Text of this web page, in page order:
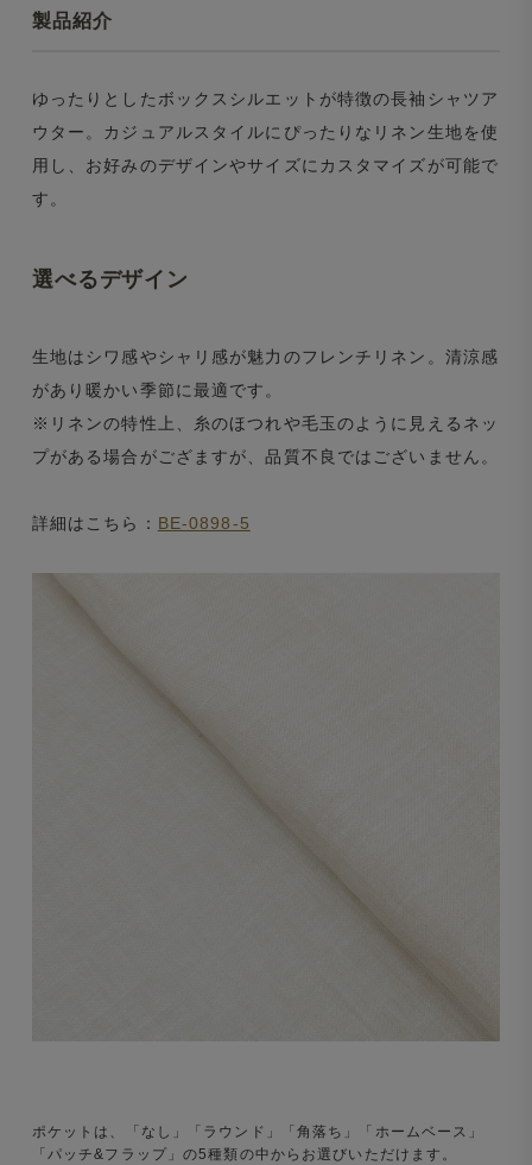
製品紹介
ゆったりとしたボックスシルエットが特徴の長袖シャツア
ウター。カジュアルスタイルにぴったりなリネン生地を使
用し、お好みのデザインやサイズにカスタマイズが可能で
す。
選べるデザイン
生地はシワ感やシャリ感が魅力のフレンチリネン。清涼感
があり暖かい季節に最適です。
※リネンの特性上、糸のほつれや毛玉のように見えるネッ
プがある場合がござますが、品質不良ではございません。
詳細はこちら： BE-0898-5
ポケットは、「なし」「ラウンド」「角落ち」「ホームベース」
「パッチ&フラップ」の5種類の中からお選びいただけます。